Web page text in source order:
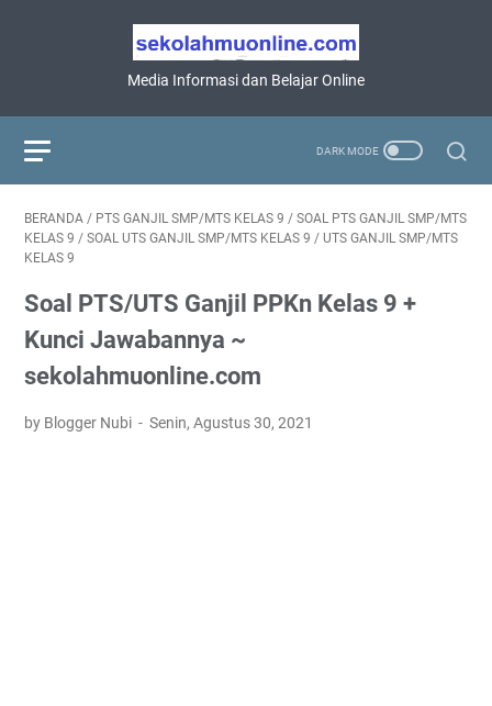
Media Informasi dan Belajar Online
BERANDA / PTS GANJIL SMP/MTS KELAS 9 / SOAL PTS GANJIL SMP/MTS
KELAS 9 / SOAL UTS GANJIL SMP/MTS KELAS 9 / UTS GANJIL SMP/MTS
KELAS 9
Soal PTS/UTS Ganjil PPKn Kelas 9 +
Kunci Jawabannya ~
sekolahmuonline.com
by Blogger Nubi Senin, Agustus 30, 2021